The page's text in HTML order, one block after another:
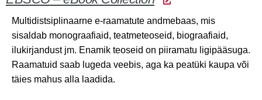
Multidistsiplinaarne e-raamatute andmebaas, mis
sisaldab monograafiaid, teatmeteoseid, biograafiaid,
ilukirjandust jm. Enamik teoseid on piiramatu ligipääsuga.
Raamatuid saab lugeda veebis, aga ka peatüki kaupa või
täies mahus alla laadida.